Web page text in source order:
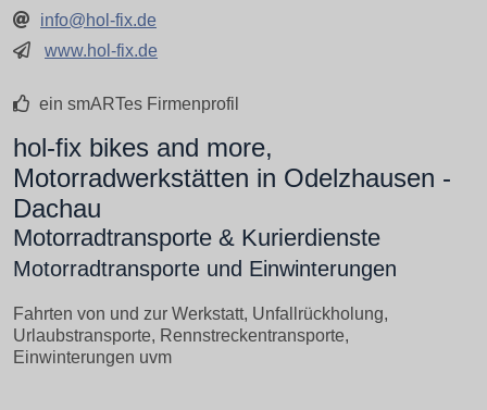
info@hol-fix.de
www.hol-fix.de
ein smARTes Firmenprofil
hol-fix bikes and more,
Motorradwerkstätten in Odelzhausen -
Dachau
Motorradtransporte & Kurierdienste
Motorradtransporte und Einwinterungen
Fahrten von und zur Werkstatt, Unfallrückholung,
Urlaubstransporte, Rennstreckentransporte,
Einwinterungen uvm